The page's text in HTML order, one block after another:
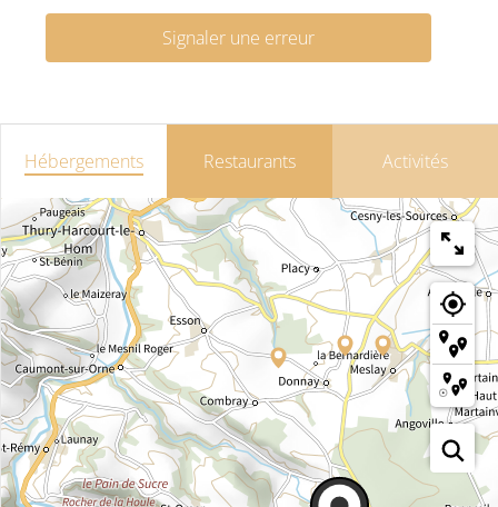
Signaler une erreur
Hébergements Restaurants Activités